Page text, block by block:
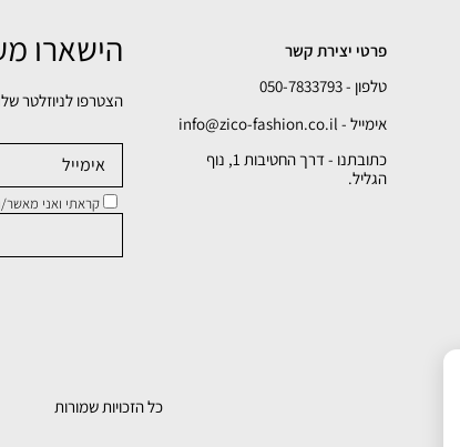
פרטי יצירת קשר
טלפון - 050-7833793
אימייל - info@zico-fashion.co.il
כתובתנו - דרך החטיבות 1, נוף
הגליל.
הישארו
הצטרפו לניוזלטר
קראתי ואני
כל הזכויות שמורות